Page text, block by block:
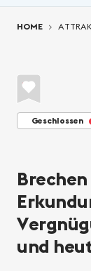
HOME
Geschlossen
und